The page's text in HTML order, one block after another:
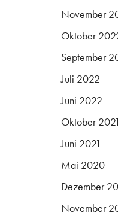
November
Oktober
September
Juli 2022
Juni 2022
Oktober 2021
Juni 2021
Mai 2020
Dezember
November